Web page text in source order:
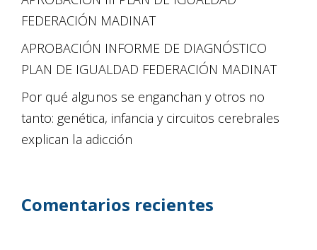
FEDERACIÓN MADINAT
APROBACIÓN INFORME DE DIAGNÓSTICO
PLAN DE IGUALDAD FEDERACIÓN MADINAT
Por qué algunos se enganchan y otros no
tanto: genética, infancia y circuitos cerebrales
explican la adicción
Comentarios recientes